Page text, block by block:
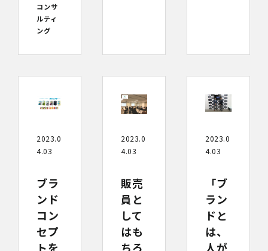
コンサ
ルティ
ング
2023.0
4.03
ブラ
ンド
コン
セプ
トを
2023.0
4.03
販売
員と
して
はも
ちろ
2023.0
4.03
「ブ
ラン
ドと
は、
人が